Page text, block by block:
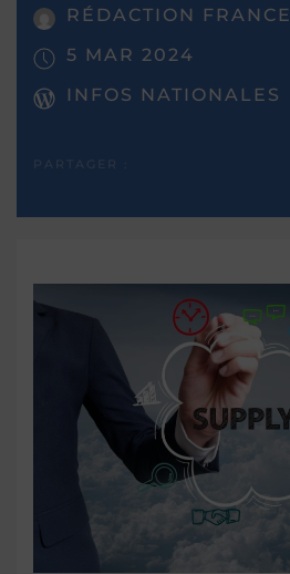
RÉDACTION FRANCE
5 MAR 2024
INFOS NATIONALES